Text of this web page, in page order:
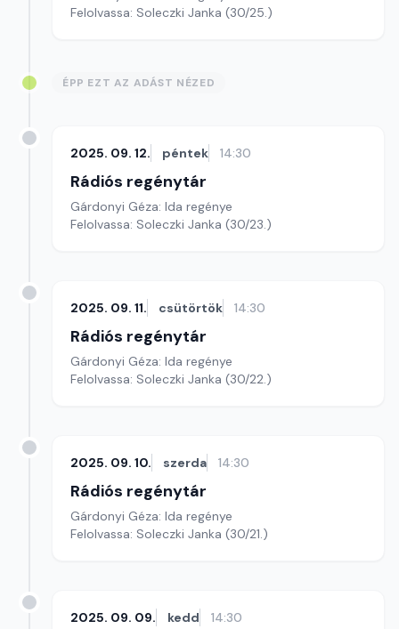
Felolvassa: Soleczki Janka (30/25.)
ÉPP EZT AZ ADÁST NÉZED
2025. 09. 12. péntek 14:30
Rádiós regénytár
Gárdonyi Géza: Ida regénye
Felolvassa: Soleczki Janka (30/23.)
2025. 09. 11. csütörtök 14:30
Rádiós regénytár
Gárdonyi Géza: Ida regénye
Felolvassa: Soleczki Janka (30/22.)
2025. 09. 10. szerda 14:30
Rádiós regénytár
Gárdonyi Géza: Ida regénye
Felolvassa: Soleczki Janka (30/21.)
2025. 09. 09. kedd 14:30